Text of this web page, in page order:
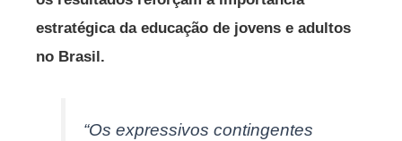
estratégica da educação de jovens e adultos
no Brasil.
“Os expressivos contingentes